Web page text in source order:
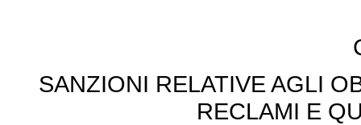
SANZIONI RELATIVE AGLI
RECLAMI E